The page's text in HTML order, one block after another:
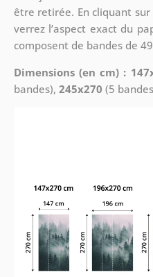
être retirée. En cliquant
verrez l’aspect exact du
composent de bandes de
Dimensions (en cm) :
bandes), 245x270 (5